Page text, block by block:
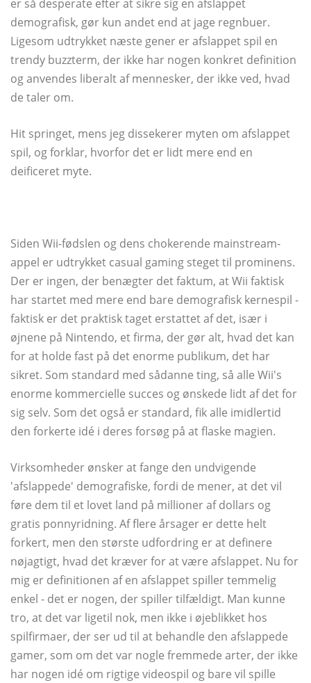
er så desperate efter at sikre sig en afslappet
demografisk, gør kun andet end at jage regnbuer.
Ligesom udtrykket næste gener er afslappet spil en
trendy buzzterm, der ikke har nogen konkret definition
og anvendes liberalt af mennesker, der ikke ved, hvad
de taler om.
Hit springet, mens jeg dissekerer myten om afslappet
spil, og forklar, hvorfor det er lidt mere end en
deificeret myte.
Siden Wii-fødslen og dens chokerende mainstream-
appel er udtrykket casual gaming steget til prominens.
Der er ingen, der benægter det faktum, at Wii faktisk
har startet med mere end bare demografisk kernespil -
faktisk er det praktisk taget erstattet af det, især i
øjnene på Nintendo, et firma, der gør alt, hvad det kan
for at holde fast på det enorme publikum, det har
sikret. Som standard med sådanne ting, så alle Wii's
enorme kommercielle succes og ønskede lidt af det for
sig selv. Som det også er standard, fik alle imidlertid
den forkerte idé i deres forsøg på at flaske magien.
Virksomheder ønsker at fange den undvigende
'afslappede' demografiske, fordi de mener, at det vil
føre dem til et lovet land på millioner af dollars og
gratis ponnyridning. Af flere årsager er dette helt
forkert, men den største udfordring er at definere
nøjagtigt, hvad det kræver for at være afslappet. Nu for
mig er definitionen af ​​en afslappet spiller temmelig
enkel - det er nogen, der spiller tilfældigt. Man kunne
tro, at det var ligetil nok, men ikke i øjeblikket hos
spilfirmaer, der ser ud til at behandle den afslappede
gamer, som om det var nogle fremmede arter, der ikke
har nogen idé om rigtige videospil og bare vil spille